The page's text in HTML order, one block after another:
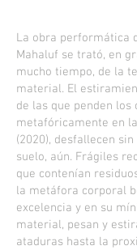
La obra performática
Mahaluf se trató, en
mucho tiempo, de la
material. El
de las que penden
metafóricamente en
(2020), desfallecen
suelo, aún. Frágiles
que contenían
la metáfora corporal
excelencia y en su
material, pesan y
ataduras hasta la